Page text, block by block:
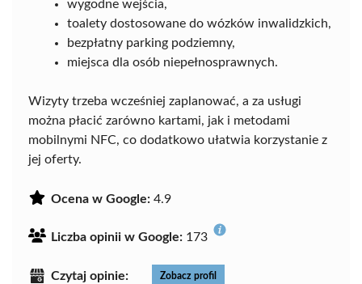
wygodne wejścia,
toalety dostosowane do wózków inwalidzkich,
bezpłatny parking podziemny,
miejsca dla osób niepełnosprawnych.
Wizyty trzeba wcześniej zaplanować, a za usługi
można płacić zarówno kartami, jak i metodami
mobilnymi NFC, co dodatkowo ułatwia korzystanie z
jej oferty.
Ocena w Google: 4.9
Liczba opinii w Google: 173
Czytaj opinie: Zobacz profil